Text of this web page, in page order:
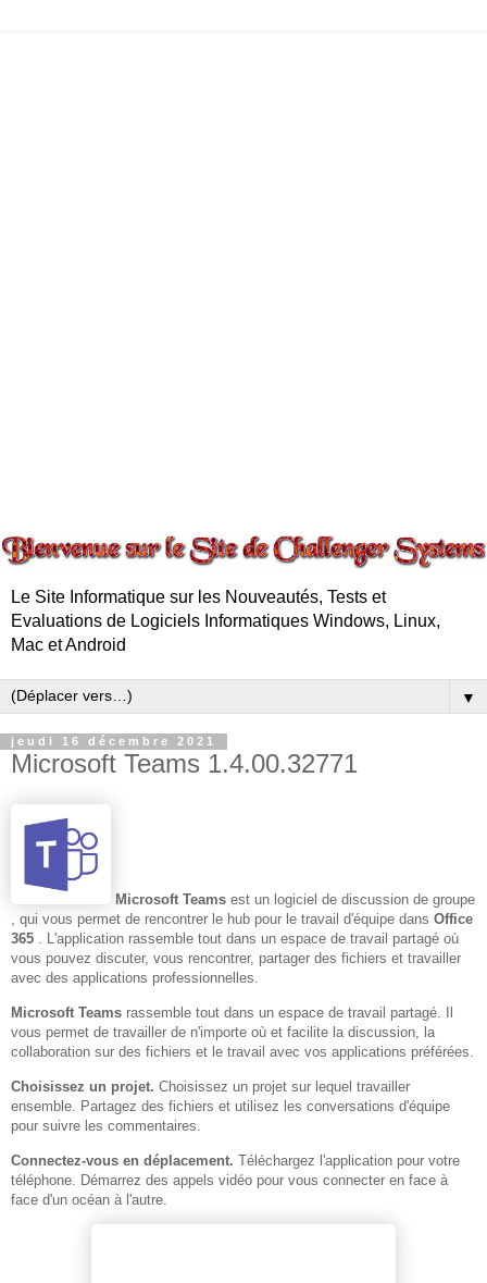
Le Site Informatique sur les Nouveautés, Tests et
Evaluations de Logiciels Informatiques Windows, Linux,
Mac et Android
▼
jeudi 16 décembre 2021
Microsoft Teams 1.4.00.32771
Microsoft Teams est un logiciel de discussion de groupe
, qui vous permet de rencontrer le hub pour le travail d'équipe dans Office
365 . L'application rassemble tout dans un espace de travail partagé où
vous pouvez discuter, vous rencontrer, partager des fichiers et travailler
avec des applications professionnelles.
Microsoft Teams rassemble tout dans un espace de travail partagé. Il
vous permet de travailler de n'importe où et facilite la discussion, la
collaboration sur des fichiers et le travail avec vos applications préférées.
Choisissez un projet. Choisissez un projet sur lequel travailler
ensemble. Partagez des fichiers et utilisez les conversations d'équipe
pour suivre les commentaires.
Connectez-vous en déplacement. Téléchargez l'application pour votre
téléphone. Démarrez des appels vidéo pour vous connecter en face à
face d'un océan à l'autre.